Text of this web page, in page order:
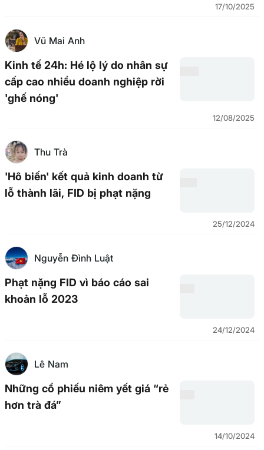
17/10/2025
Vũ Mai Anh
Kinh tế 24h: Hé lộ lý do nhân sự
cấp cao nhiều doanh nghiệp rời
'ghế nóng'
12/08/2025
Thu Trà
'Hô biến' kết quả kinh doanh từ
lỗ thành lãi, FID bị phạt nặng
25/12/2024
Nguyễn Đình Luật
Phạt nặng FID vì báo cáo sai
khoản lỗ 2023
24/12/2024
Lê Nam
Những cổ phiếu niêm yết giá “rẻ
hơn trà đá”
14/10/2024